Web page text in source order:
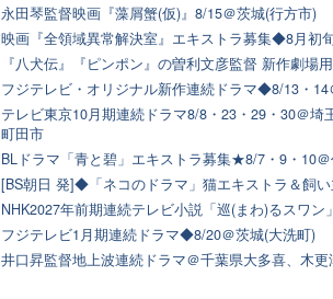
永田琴監督映画『藻屑蟹(仮)』8/15＠茨城(行方市)
映画『全領域異常解決室』エキストラ募集◆8月初
『八犬伝』『ピンポン』の曽利文彦監督 新作劇
フジテレビ・オリジナル新作連続ドラマ◆8/13・
テレビ東京10月期連続ドラマ8/8・23・29・30＠
町田市
BLドラマ「青と碧」エキストラ募集★8/7・9・10
[BS朝日 発]◆「ネコのドラマ」猫エキストラ＆飼
NHK2027年前期連続テレビ小説「巡(まわ)るスワ
フジテレビ1月期連続ドラマ◆8/20＠茨城(大洗町)
井口昇監督地上波連続ドラマ＠千葉県大多喜、木